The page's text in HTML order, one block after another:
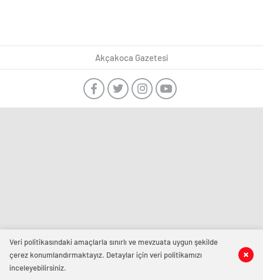
Akçakoca Gazetesi
Veri politikasındaki amaçlarla sınırlı ve mevzuata uygun şekilde
çerez konumlandırmaktayız. Detaylar için veri politikamızı
inceleyebilirsiniz.